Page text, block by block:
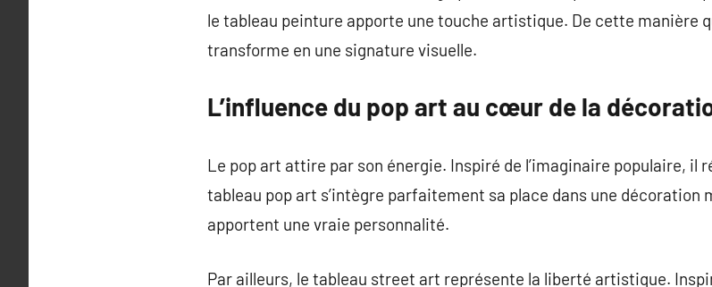
le tableau peinture apporte une touche artistique. De cette manière
transforme en une signature visuelle.
L’influence du pop art au cœur de la
Le pop art attire par son énergie. Inspiré de l’imaginaire populaire, il
tableau pop art s’intègre parfaitement sa place dans une décoration
apportent une vraie personnalité.
Par ailleurs, le tableau street art représente la liberté artistique.